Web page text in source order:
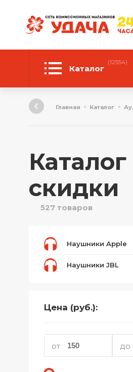
Каталог
(12554)
Автотовары
Компьютерная
Личные вещи
ТВ и Видео
Главная Каталог
скидки
527 товаров
Наушники Apple
Наушники JBL
Цена (руб.):
от до